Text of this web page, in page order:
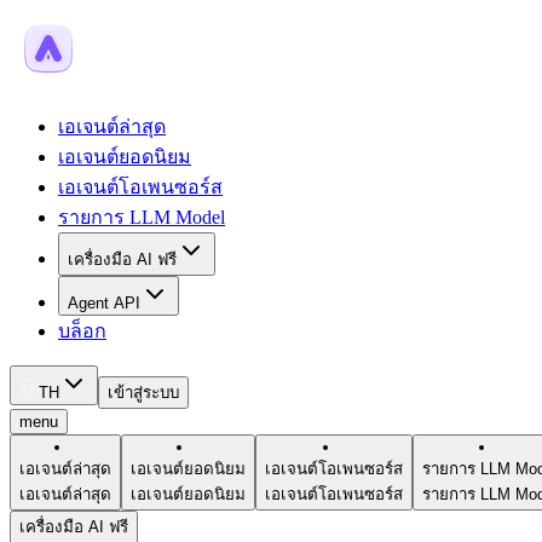
เอเจนต์ล่าสุด
เอเจนต์ยอดนิยม
เอเจนต์โอเพนซอร์ส
รายการ LLM Model
เครื่องมือ AI ฟรี
Agent API
บล็อก
TH
เข้าสู่ระบบ
menu
เอเจนต์ล่าสุด
เอเจนต์ล่าสุด
เอเจนต์ยอดนิยม
เอเจนต์ยอดนิยม
เอเจนต์โอเพนซอร์ส
เอเจนต์โอเพนซอร์ส
รายการ LLM
รายการ LLM
เครื่องมือ AI ฟรี